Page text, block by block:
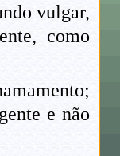
vulgar,
como
e não